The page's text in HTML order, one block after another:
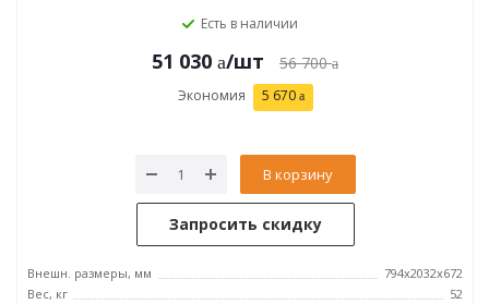
Есть в наличии
51 030 /шт 56 700
Экономия 5 670
В корзину
Запросить скидку
Внешн. размеры, мм
794x2032x672
Вес, кг
52